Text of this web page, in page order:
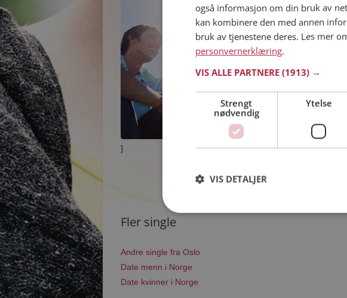
]
Fler single
Andre single fra Oslo
Date menn i Norge
Date kvinner i Norge
også informasjon om din bruk av
kan kombinere den med annen
bruk av tjenestene deres. Les mer
personvernerklæring.
VIS ALLE PARTNERE (1913) →
Strengt
nødvendig
Ytelse
VIS DETALJER